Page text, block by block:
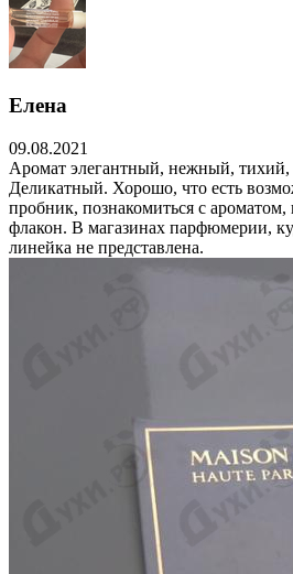
Елена
09.08.2021
Аромат элегантный, нежный, тихий,
Деликатный. Хорошо, что есть
пробник, познакомиться с
флакон. В магазинах парфюмерии,
линейка не представлена.